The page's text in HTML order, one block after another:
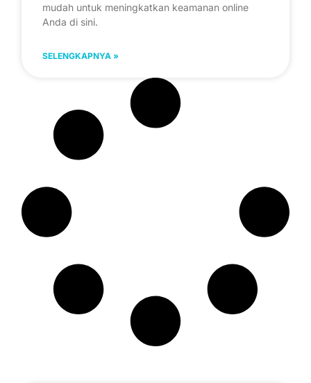
mudah untuk meningkatkan keamanan online
Anda di sini.
SELENGKAPNYA »